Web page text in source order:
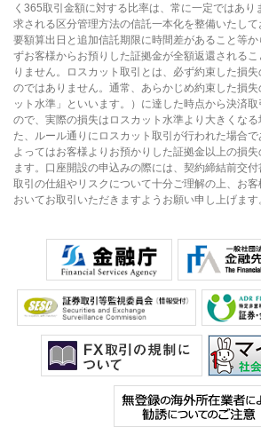
く365取引金額に対する比率は、常に一定ではあ
求される区分管理方法の信託一本化を整備いたし
要額算出日と追加信託期限に時間差があること等
ずお客様からお預りした証拠金が全額返還される
りません。ロスカット取引とは、必ず約束した損
のではありません。通常、あらかじめ約束した損
ット水準」といいます。）に達した時点から決済
ので、実際の損失はロスカット水準より大きくな
た、ルール通りにロスカット取引が行われた場合
よってはお客様よりお預かりした証拠金以上の損
ます。口座開設の申込みの際には、契約締結前交付
取引の仕組やリスクについて十分ご理解の上、お
おいてお取引いただきますようお願い申し上げます